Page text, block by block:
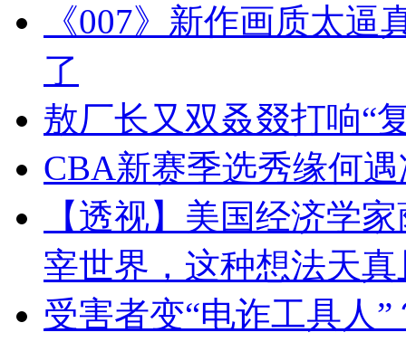
《007》新作画质太
了
敖厂长又双叒叕打响“
CBA新赛季选秀缘何
【透视】美国经济学
宰世界，这种想法天
受害者变“电诈工具人